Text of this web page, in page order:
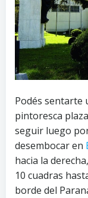
Podés sentarte
pintoresca
seguir luego
desembocar en
hacia la
10 cuadras
borde del